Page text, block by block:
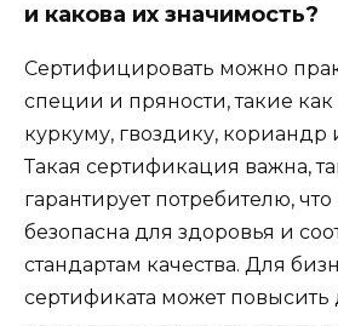
и какова их значимость?
Сертифицировать можно
специи и пряности, такие
куркуму, гвоздику, кориандр
Такая сертификация важна,
гарантирует потребителю,
безопасна для здоровья и
стандартам качества. Для
сертификата может повысить